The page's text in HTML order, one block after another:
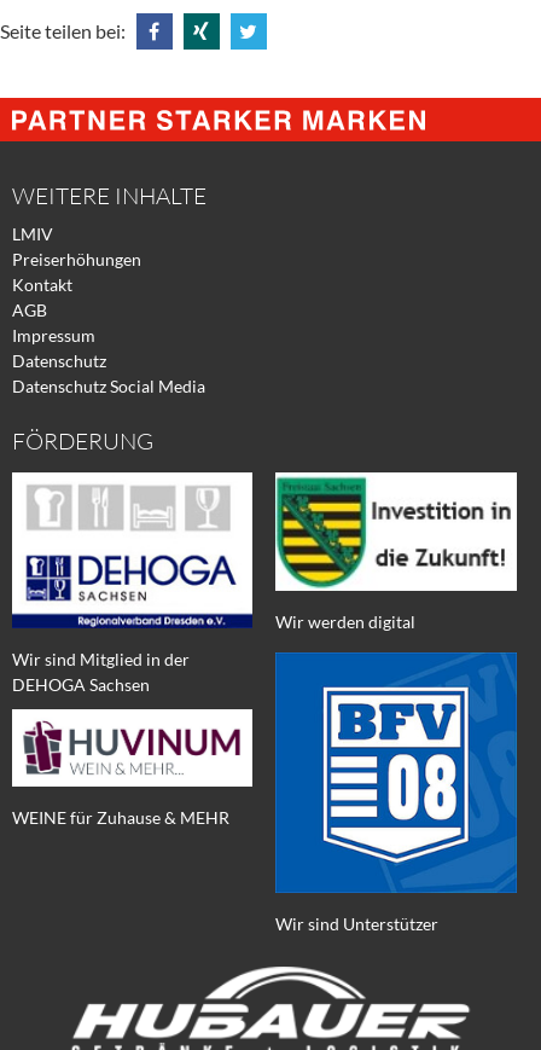
Seite teilen bei:
@
Facebook
@
Xing
@
Twitter
WEITERE INHALTE
LMIV
Preiserhöhungen
Kontakt
AGB
Impressum
Datenschutz
Datenschutz Social Media
FÖRDERUNG
Wir sind Mitglied in der
DEHOGA Sachsen
WEINE für Zuhause & MEHR
Wir werden digital
Wir sind Unterstützer